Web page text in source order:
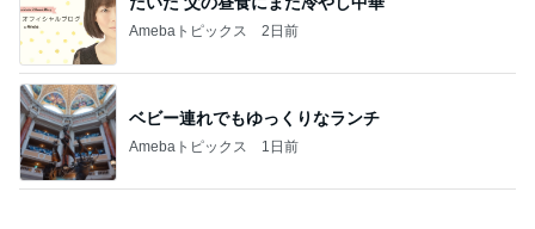
Amebaトピックス 2日前
ベビー連れでもゆっくりなランチ
Amebaトピックス 1日前